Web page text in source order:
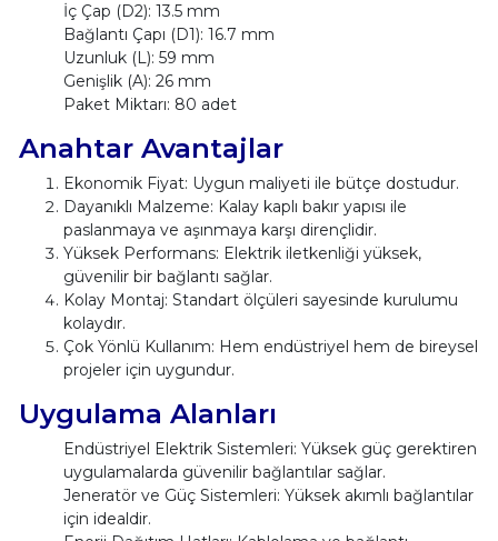
İç Çap (D2): 13.5 mm
Bağlantı Çapı (D1): 16.7 mm
Uzunluk (L): 59 mm
Genişlik (A): 26 mm
Paket Miktarı: 80 adet
Anahtar Avantajlar
Ekonomik Fiyat: Uygun maliyeti ile bütçe dostudur.
Dayanıklı Malzeme: Kalay kaplı bakır yapısı ile
paslanmaya ve aşınmaya karşı dirençlidir.
Yüksek Performans: Elektrik iletkenliği yüksek,
güvenilir bir bağlantı sağlar.
Kolay Montaj: Standart ölçüleri sayesinde kurulumu
kolaydır.
Çok Yönlü Kullanım: Hem endüstriyel hem de bireysel
projeler için uygundur.
Uygulama Alanları
Endüstriyel Elektrik Sistemleri: Yüksek güç gerektiren
uygulamalarda güvenilir bağlantılar sağlar.
Jeneratör ve Güç Sistemleri: Yüksek akımlı bağlantılar
için idealdir.